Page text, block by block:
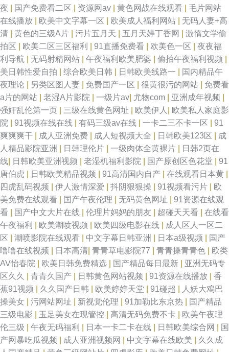
夜
国产免费看二区 资源网av 黄色网战在线观看
毛片网站
在线播放
欧美中文字幕一区 欧美成人福利网站
无码人妻+高
清
黄色的三级A片 污片五月天 五月天婷丁香网
激惰文学偷
拍区
欧美二区三区福利 91直播免费看 欧美色一区
夜夜福
利导航
无码射精网站 午夜福利欧美肥婆 偷拍午夜福利视频
美日韩性爱自拍
综合欧美日韩 日韩欧美线路一
国内精品午
夜理论
另类区图人妻 免费国产一区 很黄很污的网站
免费看
a片的网站
老湿A片影院 一级片av 尤物com 亚洲成年视频
强奸乱伦第一页
三级在线黄色网址 欧美伊人
欧美私人家庭影
院
91视频在线在线 有码三级av在线 一卡二三不卡一区
91
爽爽爽干
成人亚洲免费 成人短视频大全 日韩欧美123区
成
人精品影院亚洲
日韩理伦片 一级肉体全黄裸片
日韩2页在
线
日韩欧美亚洲视频 老湿机福利影院 国产原创区色花堂
91
唐伯虎
日韩欧美精品视频 91高清国内自产 在线观看日本黄
四虎乱码视频
伊人激情深爱 抖阴狠狠操 91视频看污片
欧
美免费在线观看
国产午夜伦理 无码黄色网址
91资源在线观
看
国产中文大片在线 伦理片妈妈的朋友 超碰天天看
在线看
午夜福利
欧美潮喷视频 欧美四级电影在线
成人区人一区二
区
潮喷影院在线观看 中文字幕日韩亚洲 日本a级视频
国产
噜噜在线视频
日本高清 青青草电影院77 青青操青青色
欧类
AV怡春院
欧美日韩免费精选 国产精品每日最新
亚洲无码专
区久久
青青久国产 日韩黄色网站视频 91资源在线播放
香
蕉91视频
久久国产日韩 欧美婷婷天堂 91碰超
人妖大鳮巴
操美女
污网站网址 新视觉伦理 91加勒比东京热
国产精品
三级电影
玉足美女在现管控 高清无码免费不卡
欧美午夜理
伦三级
午夜无码福利 日本一卡二卡在线 日韩欧美综合网
国
产网暴吃瓜视频
成人亚洲视频网 中文字幕在线欧美
久久成